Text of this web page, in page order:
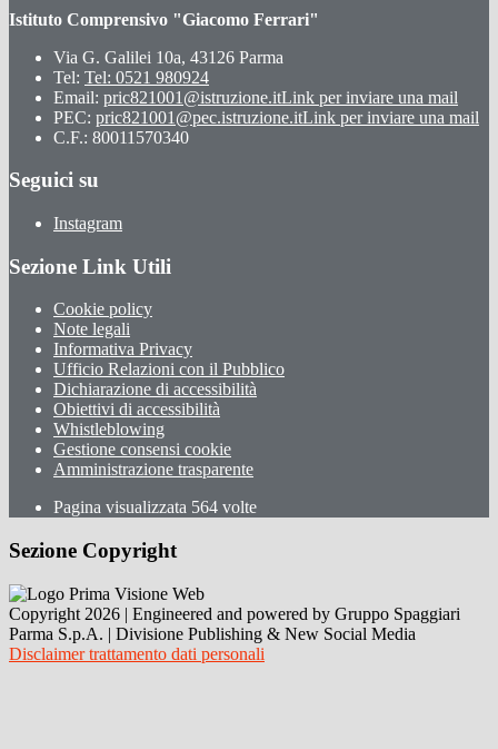
Istituto Comprensivo "Giacomo Ferrari"
Via G. Galilei 10a, 43126 Parma
Tel: Tel: 0521 980924
Email: pric821001@istruzione.itLink per inviare una mail
PEC: pric821001@pec.istruzione.itLink per inviare una mail
C.F.: 80011570340
Seguici su
Instagram
Sezione Link Utili
Cookie policy
Note legali
Informativa Privacy
Ufficio Relazioni con il Pubblico
Dichiarazione di accessibilità
Obiettivi di accessibilità
Whistleblowing
Gestione consensi cookie
Amministrazione trasparente
Pagina visualizzata 564 volte
Sezione Copyright
Copyright 2026 | Engineered and powered by Gruppo Spaggiari
Parma S.p.A. | Divisione Publishing & New Social Media
Disclaimer trattamento dati personali